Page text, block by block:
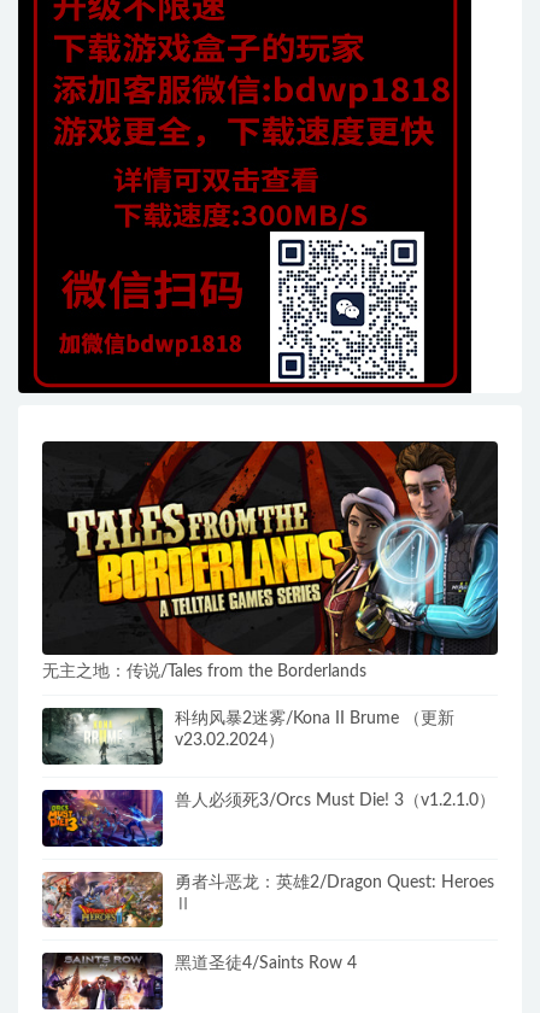
无主之地：传说/Tales from the Borderlands
科纳风暴2迷雾/Kona II Brume （更新
v23.02.2024）
兽人必须死3/Orcs Must Die! 3（v1.2.1.0）
勇者斗恶龙：英雄2/Dragon Quest: Heroes
黑道圣徒4/Saints Row 4